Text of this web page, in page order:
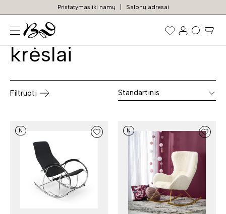
Pristatymas iki namų Salonų adresai
Prekių
paieška
Svetainės supamieji
krėslai
Filtruoti Standartinis
N N